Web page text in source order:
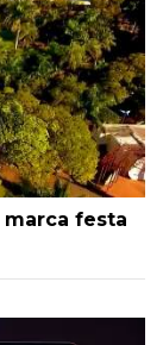
festa